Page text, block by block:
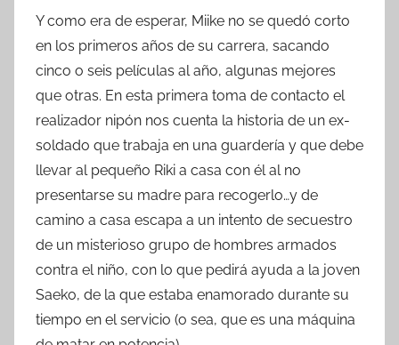
Y como era de esperar, Miike no se quedó corto
en los primeros años de su carrera, sacando
cinco o seis películas al año, algunas mejores
que otras. En esta primera toma de contacto el
realizador nipón nos cuenta la historia de un ex-
soldado que trabaja en una guardería y que debe
llevar al pequeño Riki a casa con él al no
presentarse su madre para recogerlo…y de
camino a casa escapa a un intento de secuestro
de un misterioso grupo de hombres armados
contra el niño, con lo que pedirá ayuda a la joven
Saeko, de la que estaba enamorado durante su
tiempo en el servicio (o sea, que es una máquina